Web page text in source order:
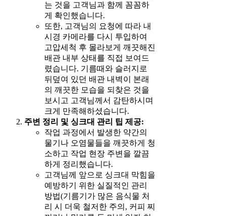
는 것을 고객님과 함께 꼼꼼하
게 확인했습니다.
또한, 고객님의 요청에 따라 내
시경 카메라를 다시 투입하여
고압세척 후 몰라보게 깨끗해진
배관 내부 상태를 직접 보여드
렸습니다. 기름때와 슬러지로
뒤덮여 있던 배관 내벽이 본래
의 깨끗한 모습을 되찾은 것을
보시고 고객님께서 감탄하시며
크게 만족해하셨습니다.
주변 정리 및 싱크대 관리 팁 제공:
작업 과정에서 발생한 약간의
물기나 오염물들을 깨끗하게 청
소하고 작업 현장 주변을 깔끔
하게 정리했습니다.
고객님께 앞으로 싱크대 막힘을
예방하기 위한 실질적인 관리
방법(기름기가 많은 음식물 처
리 시 더욱 철저한 주의, 커피 찌